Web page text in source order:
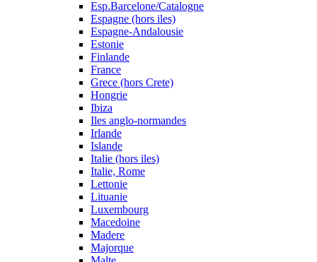
Esp.Barcelone/Catalogne
Espagne (hors iles)
Espagne-Andalousie
Estonie
Finlande
France
Grece (hors Crete)
Hongrie
Ibiza
Iles anglo-normandes
Irlande
Islande
Italie (hors iles)
Italie, Rome
Lettonie
Lituanie
Luxembourg
Macedoine
Madere
Majorque